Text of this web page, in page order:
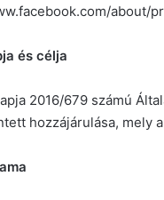
about/
és célja
2016/679 számú
hozzájárulása, mely